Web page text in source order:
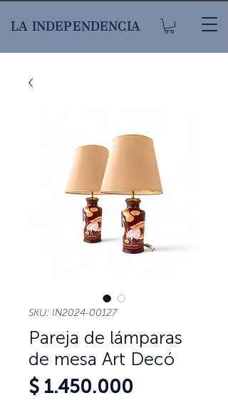
LA INDEPENDENCIA
SKU: IN2024-00127
Pareja de lámparas
de mesa Art Decó
$ 1.450.000